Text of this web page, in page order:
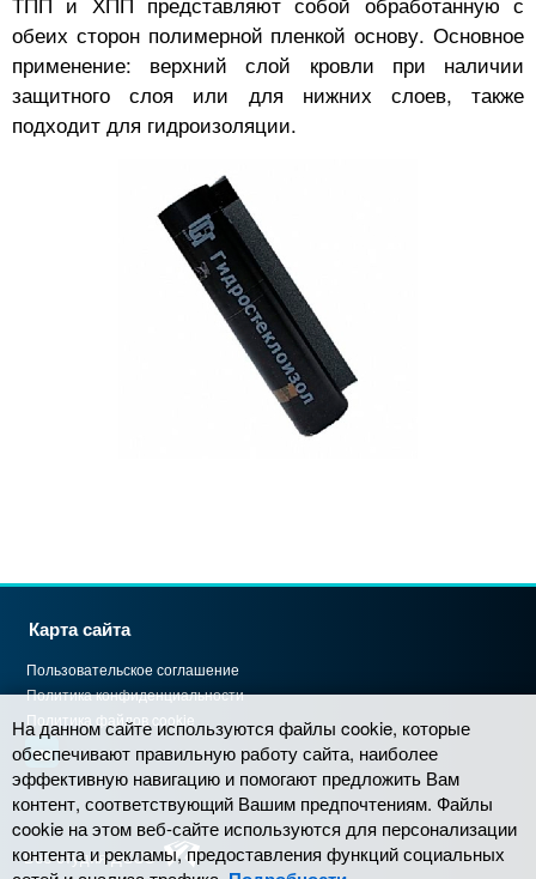
обеих сторон полимерной пленкой основу. Основное
применение: верхний слой кровли при наличии
защитного слоя или для нижних слоев, также
подходит для гидроизоляции.
Пользовательское соглашение
Политика конфиденциальности
Политика файлов cookie
Карта сайта
Веб-студия ДССС
На данном сайте используются файлы cookie, которые
обеспечивают правильную работу сайта, наиболее
эффективную навигацию и помогают предложить Вам
контент, соответствующий Вашим предпочтениям. Файлы
cookie на этом веб-сайте используются для персонализации
контента и рекламы, предоставления функций социальных